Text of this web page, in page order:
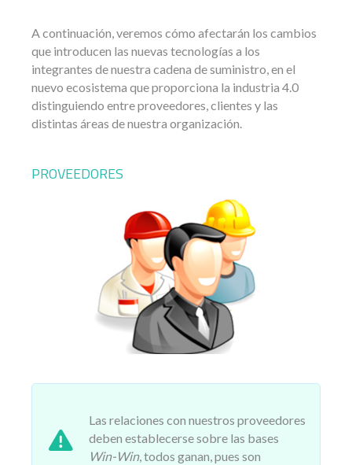
A continuación, veremos cómo afectarán los cambios
que introducen las nuevas tecnologías a los
integrantes de nuestra cadena de suministro, en el
nuevo ecosistema que proporciona la industria 4.0
distinguiendo entre proveedores, clientes y las
distintas áreas de nuestra organización.
PROVEEDORES
Las relaciones con nuestros proveedores
deben establecerse sobre las bases
Win-Win, todos ganan, pues son